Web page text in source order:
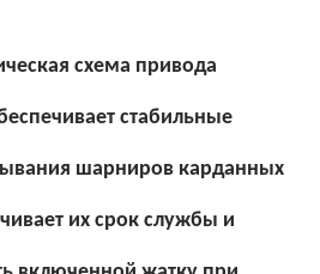
схема привода
стабильные
шарниров карданных
их срок службы и